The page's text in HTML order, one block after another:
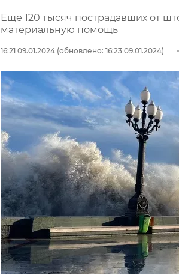
Еще 120 тысяч пострадавших от
материальную помощь
16:21 09.01.2024 (обновлено: 16:23 09.01.2024)